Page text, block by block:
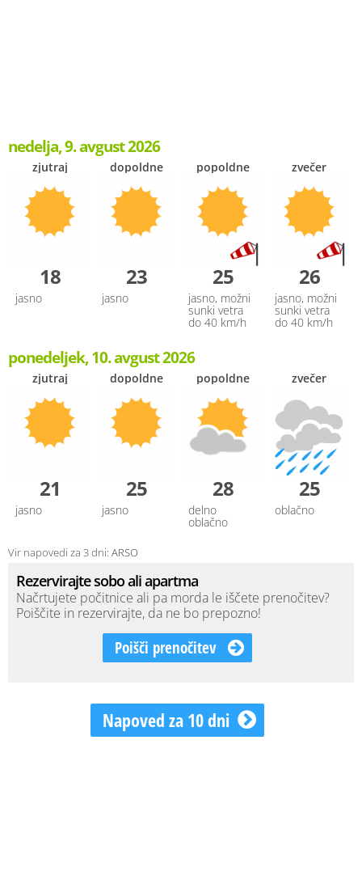
nedelja, 9. avgust 2026
zjutraj
18
jasno
dopoldne
23
jasno
popoldne
25
jasno, možni
sunki vetra
do 40 km/h
zvečer
26
jasno, možni
sunki vetra
do 40 km/h
ponedeljek, 10. avgust 2026
zjutraj
21
jasno
dopoldne
25
jasno
popoldne
28
delno
oblačno
zvečer
25
oblačno
Vir napovedi za 3 dni: ARSO
Rezervirajte sobo ali apartma
Načrtujete počitnice ali pa morda le iščete prenočitev?
Poiščite in rezervirajte, da ne bo prepozno!
Poišči prenočitev
Napoved za 10 dni